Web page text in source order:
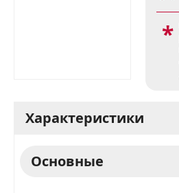
*
Характеристики
Основные